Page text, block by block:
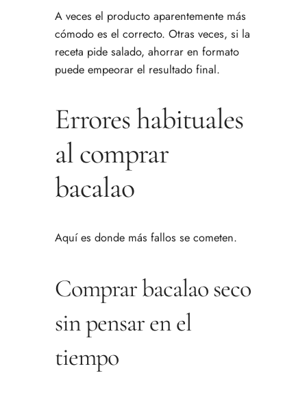
A veces el producto aparentemente más
cómodo es el correcto. Otras veces, si la
receta pide salado, ahorrar en formato
puede empeorar el resultado final.
Errores habituales
al comprar
bacalao
Aquí es donde más fallos se cometen.
Comprar bacalao seco
sin pensar en el
tiempo